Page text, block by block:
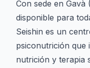
Con sede en
disponible para
Seishin es un
psiconutrición que
nutrición y terapia